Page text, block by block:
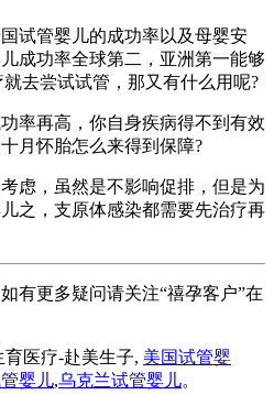
试管婴儿的成功率以及母婴安
成功率全球第二，亚洲第一能够
去尝试试管，那又有什么用呢?
率再高，你自身疾病得不到有效
月怀胎怎么来得到保障?
虑，虽然是不影响促排，但是为
之，支原体感染都需要先治疗再
有更多疑问请关注“禧孕客户”在
医疗-赴美生子, 美国试管婴
婴儿,乌克兰试管婴儿。